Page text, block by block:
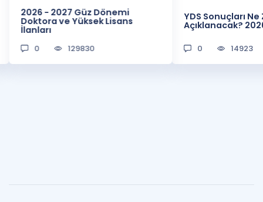
2026 - 2027 Güz Dönemi
Doktora ve Yüksek Lisans
İlanları
0 129830
YDS Sonuçları
Açıklanacak?
0 14923